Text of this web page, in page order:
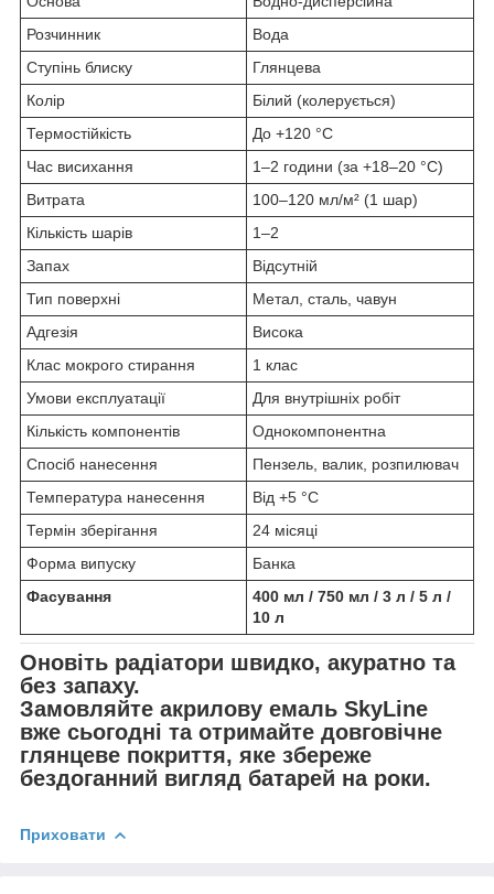
Розчинник
Вода
Ступінь блиску
Глянцева
Колір
Білий (колерується)
Термостійкість
До +120 °C
Час висихання
1–2 години (за +18–20 °C)
Витрата
100–120 мл/м² (1 шар)
Кількість шарів
1–2
Запах
Відсутній
Тип поверхні
Метал, сталь, чавун
Адгезія
Висока
Клас мокрого стирання
1 клас
Умови експлуатації
Для внутрішніх робіт
Кількість компонентів
Однокомпонентна
Спосіб нанесення
Пензель, валик, розпилювач
Температура нанесення
Від +5 °C
Термін зберігання
24 місяці
Форма випуску
Банка
Фасування
400 мл / 750 мл / 3 л / 5 л /
10 л
Оновіть радіатори швидко, акуратно та
без запаху.
Замовляйте акрилову емаль SkyLine
вже сьогодні та отримайте довговічне
глянцеве покриття, яке збереже
бездоганний вигляд батарей на роки.
Приховати